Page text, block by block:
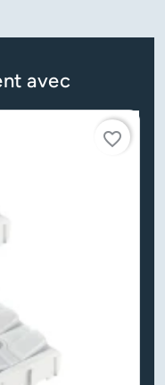
avec
favorite_border